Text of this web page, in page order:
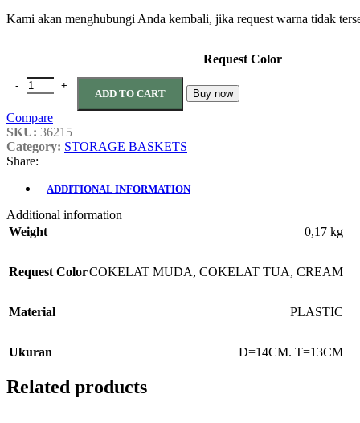
Accessories
Kami akan menghubungi Anda kembali, jika request warna tidak
Request Color
KERANJANG SERBAGUNA AMARIS BESAR quantity
ADD TO CART Buy now
Compare
SKU: 36215
Category: STORAGE BASKETS
Share:
ADDITIONAL INFORMATION
Additional information
Weight
0,17 kg
Request ColorCOKELAT MUDA, COKELAT TUA, CREAM
Material PLASTIC
Ukuran D=14CM. T=13CM
Related products